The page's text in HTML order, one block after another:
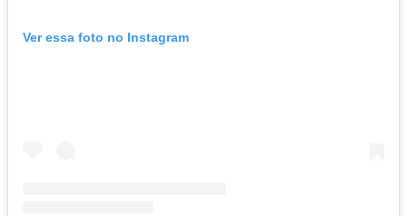
Ver essa foto no Instagram